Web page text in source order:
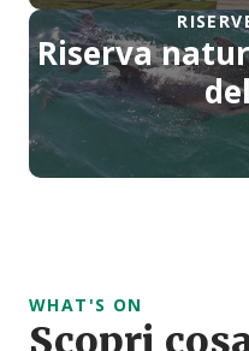
Riserva
WHAT'S ON
Scopri